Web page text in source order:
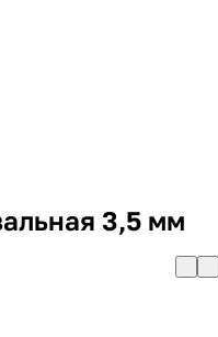
3,5 мм